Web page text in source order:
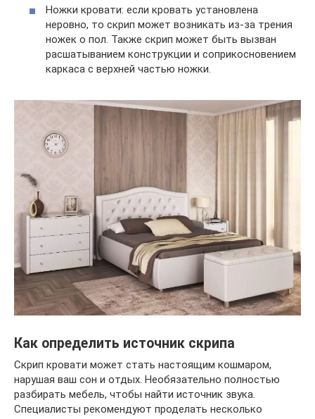
Ножки кровати: если кровать установлена
неровно, то скрип может возникать из-за трения
ножек о пол. Также скрип может быть вызван
расшатыванием конструкции и соприкосновением
каркаса с верхней частью ножки.
Как определить источник скрипа
Скрип кровати может стать настоящим кошмаром,
нарушая ваш сон и отдых. Необязательно полностью
разбирать мебель, чтобы найти источник звука.
Специалисты рекомендуют проделать несколько